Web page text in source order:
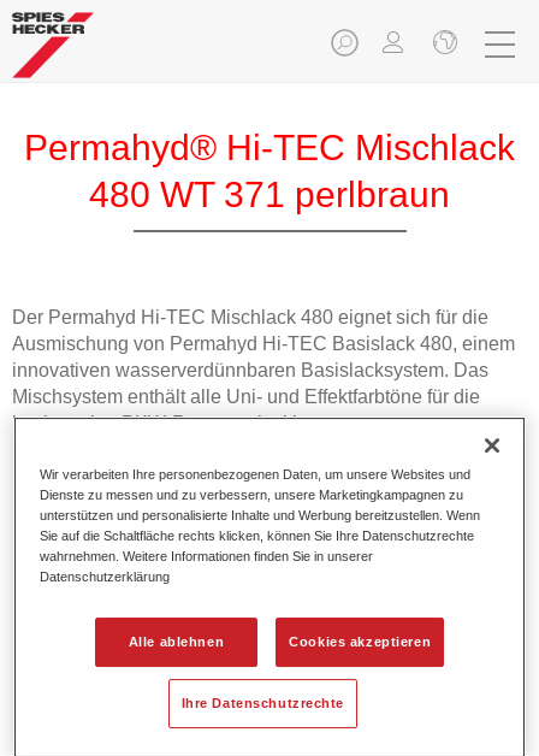
Permahyd® Hi-TEC Mischlack
480 WT 371 perlbraun
Der Permahyd Hi-TEC Mischlack 480 eignet sich für die
Ausmischung von Permahyd Hi-TEC Basislack 480, einem
innovativen wasserverdünnbaren Basislacksystem. Das
Mischsystem enthält alle Uni- und Effektfarbtöne für die
hochwertige PKW-Reparaturlackierung.
Produktmerkmale
Einfach und schnell zu verarbeiten.
Bietet eine hohe Farbtongenauigkeit und gleichmäßige
Effektausrichtung.
Fördert kurze Prozesszeiten.
Ermöglicht einfaches und sicheres Einlackieren.
Kann variabel eingesetzt werden, z.B. für Innenraum-,
Mehrschicht- und Mehrfarbenlackierungen.
Wir verarbeiten Ihre personenbezogenen Daten, um unsere Websites und
Dienste zu messen und zu verbessern, unsere Marketingkampagnen zu
unterstützen und personalisierte Inhalte und Werbung bereitzustellen. Wenn
Sie auf die Schaltfläche rechts klicken, können Sie Ihre Datenschutzrechte
wahrnehmen. Weitere Informationen finden Sie in unserer
Datenschutzerklärung
Alle ablehnen Cookies akzeptieren
Ihre Datenschutzrechte